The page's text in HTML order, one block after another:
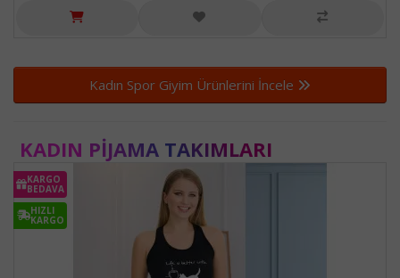
Kadın Spor Giyim Ürünlerini İncele
KADIN PIJAMA TAKIMLARI
KARGO
BEDAVA
HIZLI
KARGO